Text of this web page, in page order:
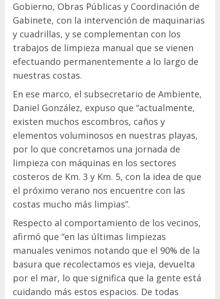
Gobierno, Obras Públicas y Coordinación de
Gabinete, con la intervención de maquinarias
y cuadrillas, y se complementan con los
trabajos de limpieza manual que se vienen
efectuando permanentemente a lo largo de
nuestras costas.
En ese marco, el subsecretario de Ambiente,
Daniel González, expuso que “actualmente,
existen muchos escombros, caños y
elementos voluminosos en nuestras playas,
por lo que concretamos una jornada de
limpieza con máquinas en los sectores
costeros de Km. 3 y Km. 5, con la idea de que
el próximo verano nos encuentre con las
costas mucho más limpias”.
Respecto al comportamiento de los vecinos,
afirmó que “en las últimas limpiezas
manuales venimos notando que el 90% de la
basura que recolectamos es vieja, devuelta
por el mar, lo que significa que la gente está
cuidando más estos espacios. De todas